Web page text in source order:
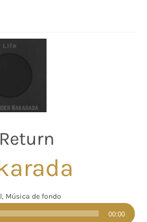
Música de fondo
Reproductor
00:00